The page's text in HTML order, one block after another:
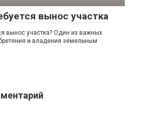
вынос участка
вынос участка? Один из важных
и владения земельным